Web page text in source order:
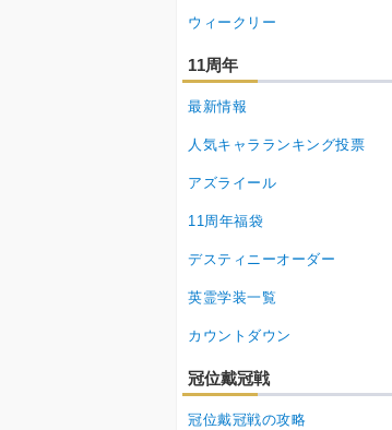
ウィークリー
11周年
最新情報
人気キャラランキング投票
アズライール
11周年福袋
デスティニーオーダー
英霊学装一覧
カウントダウン
冠位戴冠戦
冠位戴冠戦の攻略